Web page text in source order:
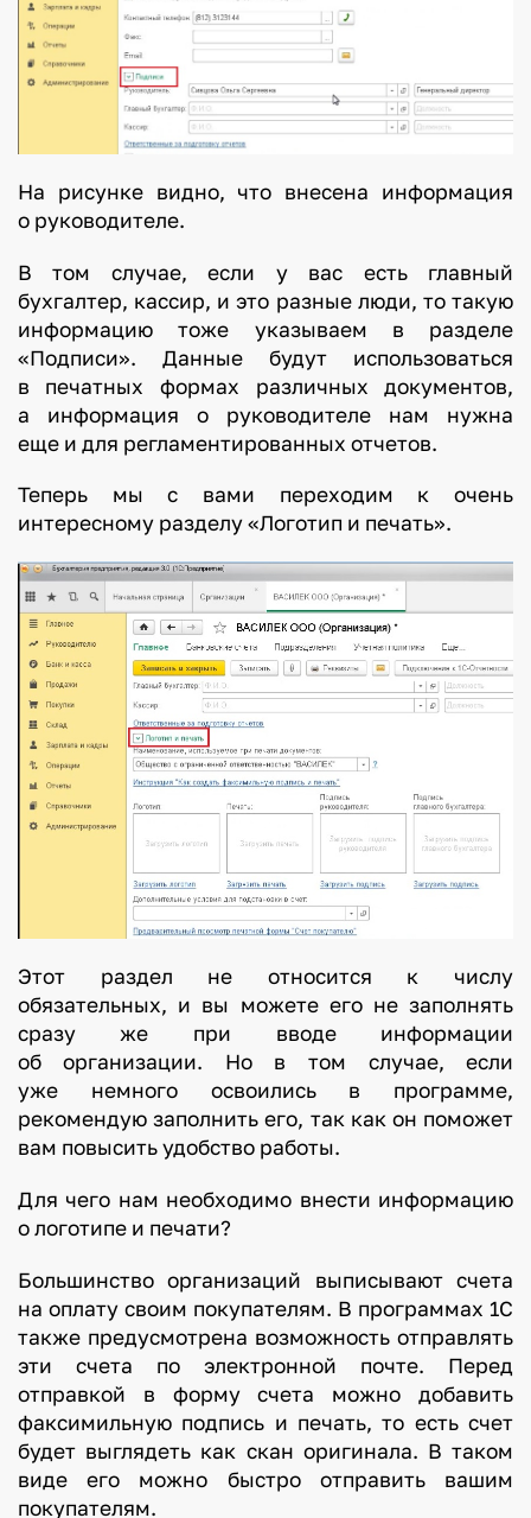
На рисунке видно, что внесена информация
о руководителе.
В том случае, если у вас есть главный
бухгалтер, кассир, и это разные люди, то такую
информацию тоже указываем в разделе
«Подписи». Данные будут использоваться
в печатных формах различных документов,
а информация о руководителе нам нужна
еще и для регламентированных отчетов.
Теперь мы с вами переходим к очень
интересному разделу «Логотип и печать».
Этот раздел не относится к числу
обязательных, и вы можете его не заполнять
сразу же при вводе информации
об организации. Но в том случае, если
уже немного освоились в программе,
рекомендую заполнить его, так как он поможет
вам повысить удобство работы.
Для чего нам необходимо внести информацию
о логотипе и печати?
Большинство организаций выписывают счета
на оплату своим покупателям. В программах 1С
также предусмотрена возможность отправлять
эти счета по электронной почте. Перед
отправкой в форму счета можно добавить
факсимильную подпись и печать, то есть счет
будет выглядеть как скан оригинала. В таком
виде его можно быстро отправить вашим
покупателям.